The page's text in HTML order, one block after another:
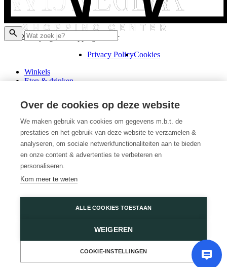
© 2026 Wijnegem Shopping Center
Privacy PolicyCookies
Winkels
Eten & drinken
Schenk een cadeaubon
Over ons
Wini’s
Plattegrond
Diensten
Promoties
Huur een winkel
Veelgestelde vragen
Wijnegem Shopping Center
Contacteer ons
Over de cookies op deze website
We maken gebruik van cookies om gegevens m.b.t. de
prestaties en het gebruik van deze website te verzamelen &
analyseren, om sociale netwerkfunctionaliteiten aan te bieden
en onze content & advertenties te verbeteren en
personaliseren.
Kom meer te weten
ALLE COOKIES TOESTAAN
WEIGEREN
COOKIE-INSTELLINGEN